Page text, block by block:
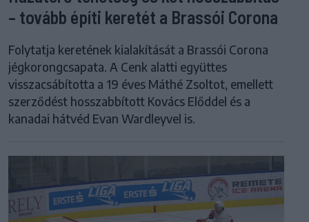
– tovább építi keretét a Brassói Corona
Folytatja keretének kialakítását a Brassói Corona
jégkorongcsapata. A Cenk alatti együttes
visszacsábította a 19 éves Máthé Zsoltot, emellett
szerződést hosszabbított Kovács Előddel és a
kanadai hátvéd Evan Wardleyvel is.